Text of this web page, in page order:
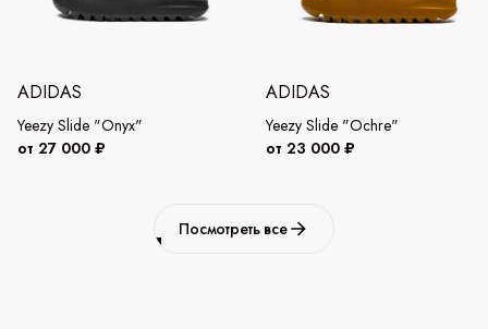
ADIDAS
Yeezy Slide "Onyx"
от 27 000 ₽
ADIDAS
Yeezy Slide "Ochre"
от 23 000 ₽
Посмотреть все